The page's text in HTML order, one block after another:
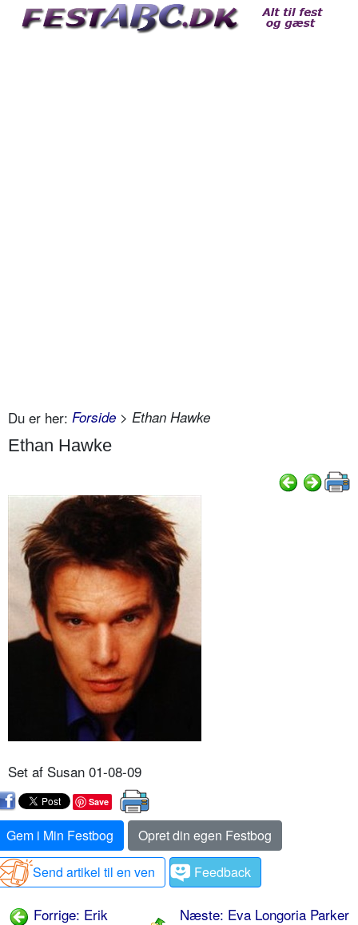
Du er her: Forside > Ethan Hawke
Ethan Hawke
Set af Susan 01-08-09
Save
Gem i Min Festbog
Opret din egen Festbog
Send artikel til en ven
Feedback
Forrige: Erik
Næste: Eva Longoria Parker